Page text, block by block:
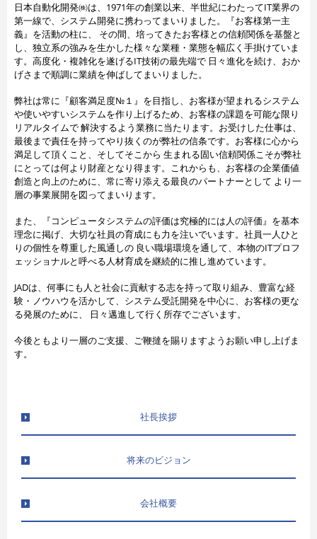
日本自動化開発㈱は、1971年の創業以来、半世紀にわたってIT業界の
第一線で、システム開発に携わってまいりました。『お客様第一主
義』を活動の柱に、 その間、培ってきたお客様との信頼関係を基盤と
し、独立系の強みを生かした様々な業種・業態を幅広く手掛けていま
す。高度化・複雑化を遂げるIT技術の最先端で 日々進化を続け、おか
げさまで順調に業績を伸ばしてまいりました。
弊社は常に『顧客満足度№１』を目指し、お客様が望まれるシステム
や使いやすいシステムを作り上げるため、お客様の課題を可能な限り
リアルタイムで 解決するよう業務に当たります。お受けした仕事は、
最後まで責任を持ってやり抜くのが弊社の信条です。お客様に心から
満足して頂くこと、そしてそこから 生まれる固い信頼関係こそが弊社
にとっては何より財産となり得ます。これからも、お客様の企業価値
創造と向上のために、常に寄り添える最良のパートナーとして より一
層の事業展開を図ってまいります。
また、『コンピュータシステムの評価は究極的には人の評価』を基本
理念に掲げ、大切な社員の育成にも力を注いでいます。社員一人ひと
りの個性を尊重した風通しの 良い職場環境を通して、本物のITプロフ
ェッショナルと呼べる人材育成を継続的に推し進めています。
JADは、何事にも人と社会に貢献する志を持って取り組み、豊富な経
験・ノウハウを活かして、システム受託開発を中心に、お客様の更な
る発展のために、 日々邁進して行く所存でございます。
今後ともより一層のご支援、ご鞭撻を賜りますようお願い申し上げま
す。
社長挨拶
将来のビジョン
会社概要